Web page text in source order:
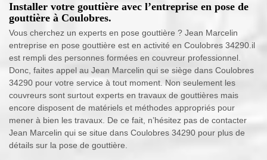
Installer votre gouttière avec l’entreprise en pose de
gouttière à Coulobres.
Vous cherchez un experts en pose gouttière ? Jean Marcelin
entreprise en pose gouttière est en activité en Coulobres 34290.il
est rempli des personnes formées en couvreur professionnel.
Donc, faites appel au Jean Marcelin qui se siège dans Coulobres
34290 pour votre service à tout moment. Non seulement les
couvreurs sont surtout experts en travaux de gouttières mais
encore disposent de matériels et méthodes appropriés pour
mener à bien les travaux. De ce fait, n’hésitez pas de contacter
Jean Marcelin qui se situe dans Coulobres 34290 pour plus de
détails sur la pose de gouttière.